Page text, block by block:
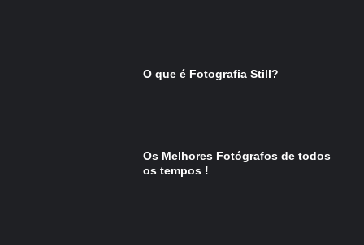
O que é Fotografia Still?
Os Melhores Fotógrafos de todos
os tempos !